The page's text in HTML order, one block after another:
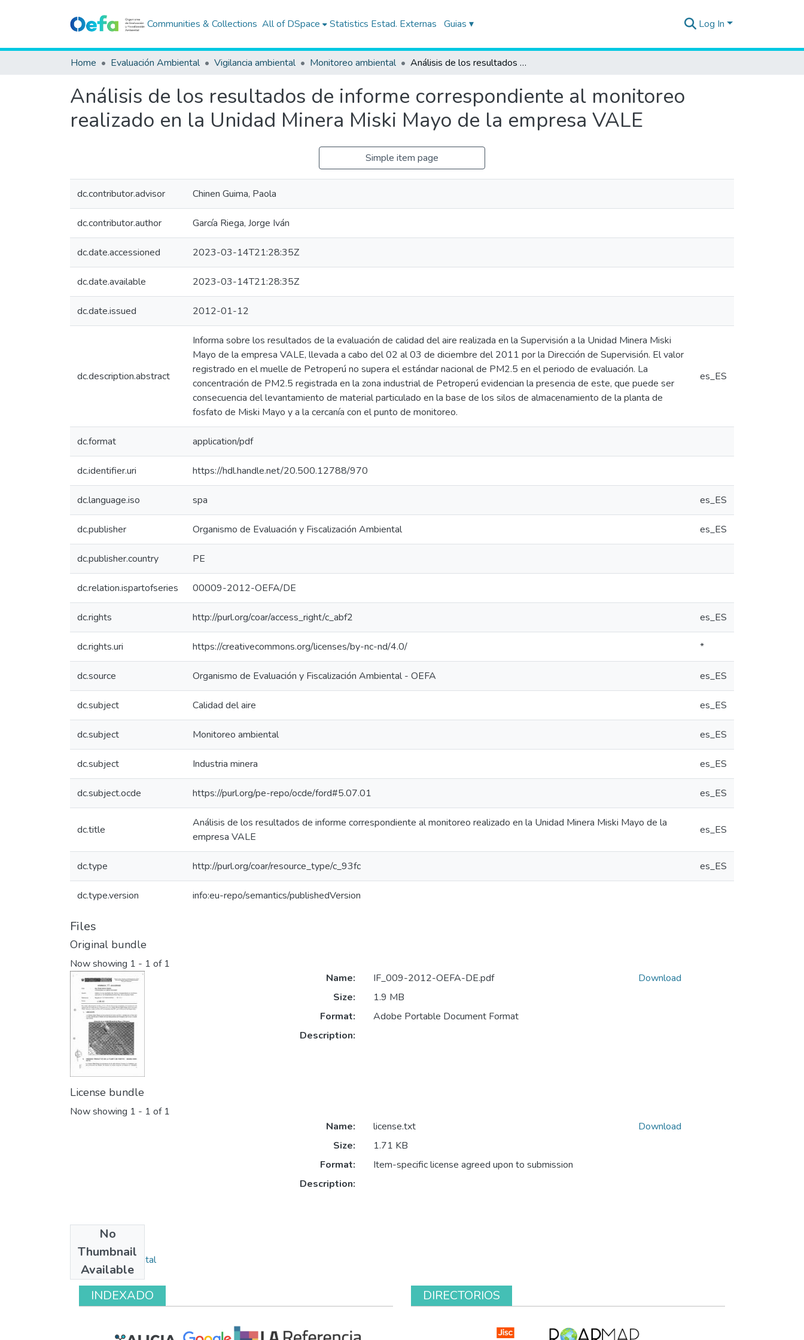
Communities & Collections All of DSpace Statistics Estad. Externas Guias ▾ Log In
Home Evaluación Ambiental Vigilancia ambiental Monitoreo ambiental Análisis de los resultados de informe correspondiente al monitoreo realizado en la Unidad Minera Miski Mayo de la empresa VALE
Análisis de los resultados de informe correspondiente al monitoreo
realizado en la Unidad Minera Miski Mayo de la empresa VALE
Simple item page
dc.contributor.advisor Chinen Guima, Paola
dc.contributor.author García Riega, Jorge Iván
dc.date.accessioned 2023-03-14T21:28:35Z
dc.date.available 2023-03-14T21:28:35Z
dc.date.issued 2012-01-12
dc.description.abstract
Informa sobre los resultados de la evaluación de calidad del aire realizada en la Supervisión a la Unidad Minera Miski
Mayo de la empresa VALE, llevada a cabo del 02 al 03 de diciembre del 2011 por la Dirección de Supervisión. El valor
registrado en el muelle de Petroperú no supera el estándar nacional de PM2.5 en el periodo de evaluación. La
concentración de PM2.5 registrada en la zona industrial de Petroperú evidencian la presencia de este, que puede ser
consecuencia del levantamiento de material particulado en la base de los silos de almacenamiento de la planta de
fosfato de Miski Mayo y a la cercanía con el punto de monitoreo.
es_ES
dc.format application/pdf
dc.identifier.uri https://hdl.handle.net/20.500.12788/970
dc.language.iso spa es_ES
dc.publisher Organismo de Evaluación y Fiscalización Ambiental es_ES
dc.publisher.country PE
dc.relation.ispartofseries 00009-2012-OEFA/DE
dc.rights http://purl.org/coar/access_right/c_abf2 es_ES
dc.rights.uri https://creativecommons.org/licenses/by-nc-nd/4.0/ *
dc.source Organismo de Evaluación y Fiscalización Ambiental - OEFA es_ES
dc.subject Calidad del aire es_ES
dc.subject Monitoreo ambiental es_ES
dc.subject Industria minera es_ES
dc.subject.ocde https://purl.org/pe-repo/ocde/ford#5.07.01 es_ES
dc.title
Análisis de los resultados de informe correspondiente al monitoreo realizado en la Unidad Minera Miski Mayo de la
empresa VALE
es_ES
dc.type http://purl.org/coar/resource_type/c_93fc es_ES
dc.type.version info:eu-repo/semantics/publishedVersion
Files
Original bundle
Now showing 1 - 1 of 1
Name:
IF_009-2012-OEFA-DE.pdf
Size:
1.9 MB
Format:
Adobe Portable Document Format
Description:
Download
License bundle
Now showing 1 - 1 of 1
No
Thumbnail
Available
Name:
license.txt
Size:
1.71 KB
Format:
Item-specific license agreed upon to submission
Description:
Download
Collections
Monitoreo ambiental
INDEXADO DIRECTORIOS